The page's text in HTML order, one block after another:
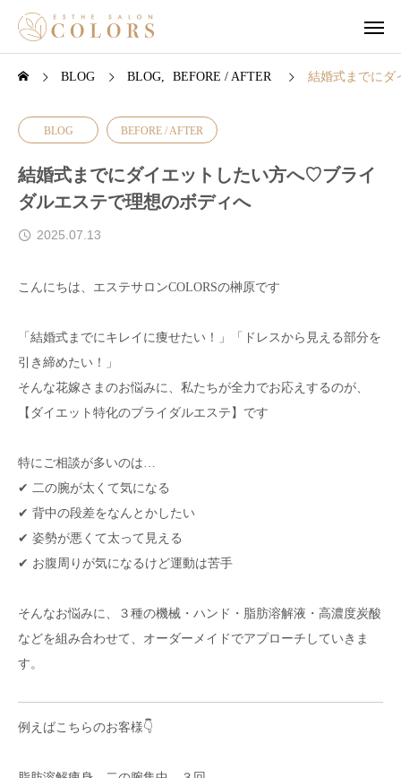
BLOG BLOG BEFORE / AFTER 結婚式までにダ
BLOG BEFORE / AFTER
結婚式までにダイエットしたい方へ♡ブライ
ダルエステで理想のボディへ
2025.07.13
こんにちは、エステサロンCOLORSの榊原です
「結婚式までにキレイに痩せたい！」「ドレスから見える部分を
引き締めたい！」
そんな花嫁さまのお悩みに、私たちが全力でお応えするのが、
【ダイエット特化のブライダルエステ】です
特にご相談が多いのは…
✔ 二の腕が太くて気になる
✔ 背中の段差をなんとかしたい
✔ 姿勢が悪くて太って見える
✔ お腹周りが気になるけど運動は苦手
そんなお悩みに、３種の機械・ハンド・脂肪溶解液・高濃度炭酸
などを組み合わせて、オーダーメイドでアプローチしていきま
す。
例えばこちらのお客様👇